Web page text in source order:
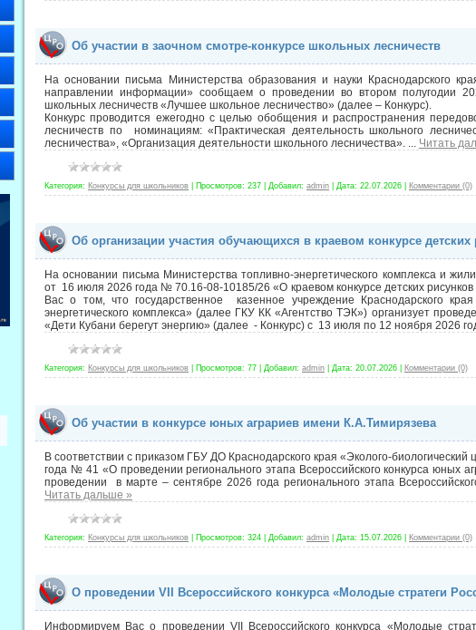
Об участии в заочном смотре-конкурсе школьных лесничеств
На основании письма Министерства образования и науки Краснодарского
направлении информации» сообщаем о проведении во втором полугодии
школьных лесничеств «Лучшее школьное лесничество» (далее – Конкурс).
Конкурс проводится ежегодно с целью обобщения и распространения
лесничеств по номинациям: «Практическая деятельность школьного
лесничества», «Организация деятельности школьного лесничества». ... Читать
Категория: Конкурсы для школьников Просмотров: 237 Добавил: admin Дата: 22.07.2026 Комментарии (0)
Об организации участия обучающихся в краевом конкурсе детских
На основании письма Министерства топливно-энергетического комплекса и
от 16 июля 2026 года № 70.16-08-10185/26 «О краевом конкурсе детских
Вас о том, что государственное казенное учреждение Краснодарского
энергетического комплекса» (далее ГКУ КК «Агентство ТЭК») организует
«Дети Кубани берегут энергию» (далее - Конкурс) с 13 июля по 12 ноября 2026
Категория: Конкурсы для школьников Просмотров: 77 Добавил: admin Дата: 20.07.2026 Комментарии (0)
Об участии в конкурсе юных аграриев имени К.А.Тимирязева
В соответствии с приказом ГБУ ДО Краснодарского края «Эколого-
года № 41 «О проведении регионального этапа Всероссийского конкурса
проведении в марте – сентябре 2026 года регионального этапа
Читать дальше »
Категория: Конкурсы для школьников Просмотров: 324 Добавил: admin Дата: 15.07.2026 Комментарии (0)
О проведении VII Всероссийского конкурса «Молодые стратеги
Информируем Вас о проведении VII Всероссийского конкурса «Молодые